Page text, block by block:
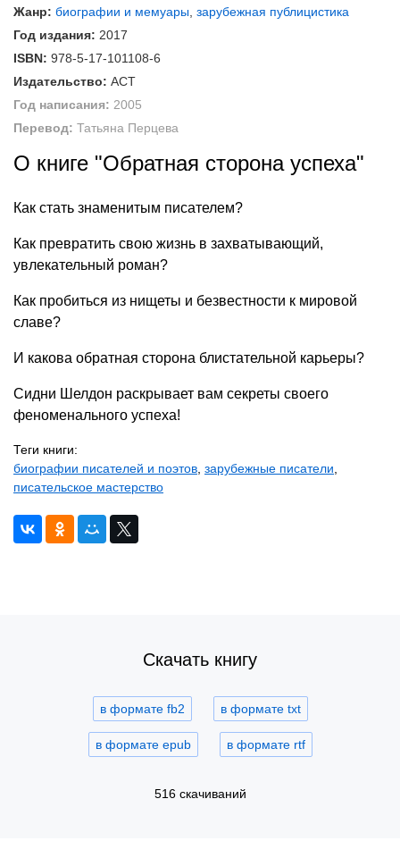
Жанр: биографии и мемуары, зарубежная публицистика
Год издания: 2017
ISBN: 978-5-17-101108-6
Издательство: АСТ
Год написания: 2005
Перевод: Татьяна Перцева
О книге "Обратная сторона успеха"
Как стать знаменитым писателем?
Как превратить свою жизнь в захватывающий,
увлекательный роман?
Как пробиться из нищеты и безвестности к мировой
славе?
И какова обратная сторона блистательной карьеры?
Сидни Шелдон раскрывает вам секреты своего
феноменального успеха!
Теги книги:
биографии писателей и поэтов, зарубежные писатели,
писательское мастерство
Скачать книгу
в формате fb2 в формате txt
в формате epub в формате rtf
516 скачиваний